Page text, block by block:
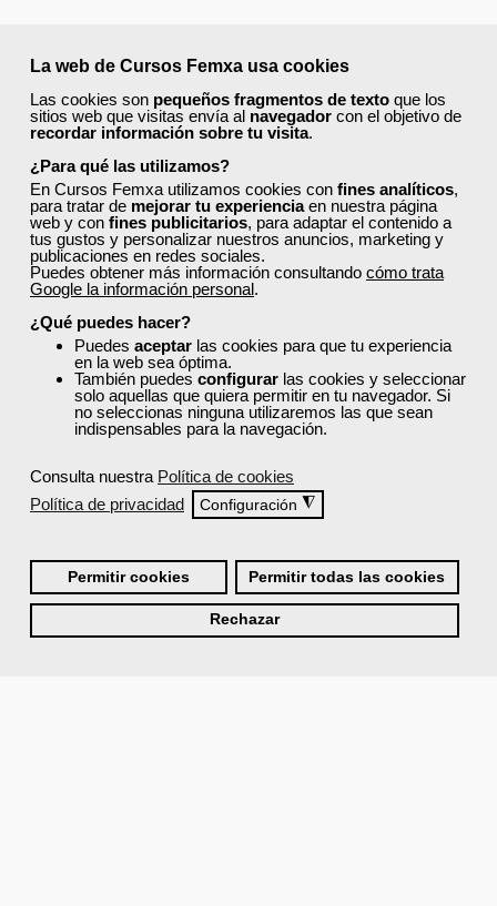
La web de Cursos Femxa usa cookies
Las cookies son pequeños fragmentos de texto que los
sitios web que visitas envía al navegador con el objetivo de
recordar información sobre tu visita.
¿Para qué las utilizamos?
En Cursos Femxa utilizamos cookies con fines analíticos,
para tratar de mejorar tu experienciaen nuestra página
web y con fines publicitarios, para adaptar el contenido a
tus gustos y personalizar nuestros anuncios, marketing y
publicaciones en redes sociales.
Puedes obtener más información consultando cómo trata
Google la información personal.
¿Qué puedes hacer?
Puedes aceptar las cookies para que tu experiencia
en la web sea óptima.
También puedes configurar las cookies y seleccionar
solo aquellas que quiera permitir en tu navegador. Si
no seleccionas ninguna utilizaremos las que sean
indispensables para la navegación.
Consulta nuestra Política de cookies
Política de privacidad
Configuración ◮
Permitir cookies Permitir todas las cookies
Rechazar